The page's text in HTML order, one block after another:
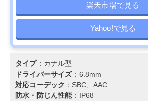
楽天市場で見る
Yahoo!で見る
タイプ：カナル型
ドライバーサイズ：6.8mm
対応コーデック ：SBC、AAC
防水・防じん性能：IP68